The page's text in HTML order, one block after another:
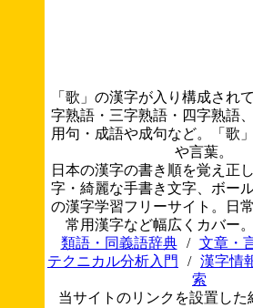
「歌」の漢字が入り構成され
字熟語・三字熟語・四字熟語
用句・成語や成句など。「歌
や言葉。
日本の漢字の書き順を覚え正
字・綺麗な手書き文字、ボー
の漢字学習フリーサイト。日
常用漢字など幅広くカバー
類語・同義語辞典
/ 文章・
テクニカル分析入門
/ 漢字情
索
当サイトのリンクを設置した